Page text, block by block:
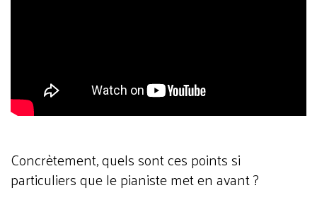
Concrètement, quels sont ces points si
particuliers que le pianiste met en avant ?